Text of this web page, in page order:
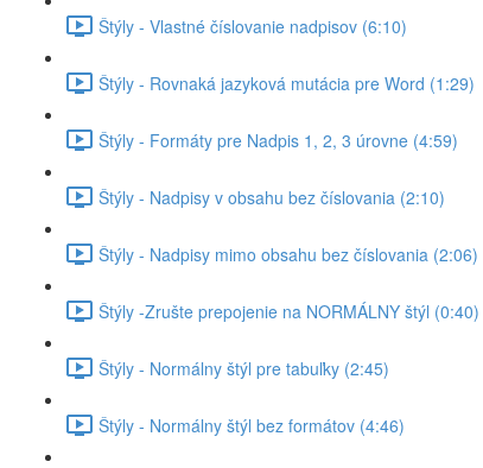
Štýly - Vlastné číslovanie nadpisov (6:10)
Štýly - Rovnaká jazyková mutácia pre Word (1:29)
Štýly - Formáty pre Nadpis 1, 2, 3 úrovne (4:59)
Štýly - Nadpisy v obsahu bez číslovania (2:10)
Štýly - Nadpisy mimo obsahu bez číslovania (2:06)
Štýly -Zrušte prepojenie na NORMÁLNY štýl (0:40)
Štýly - Normálny štýl pre tabuľky (2:45)
Štýly - Normálny štýl bez formátov (4:46)